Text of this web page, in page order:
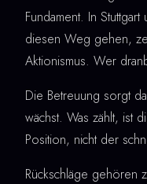
Fundament. In
diesen Weg gehen,
Aktionismus. Wer
Die Betreuung sorgt
wächst. Was zählt, ist
Position, nicht der
Rückschläge gehören